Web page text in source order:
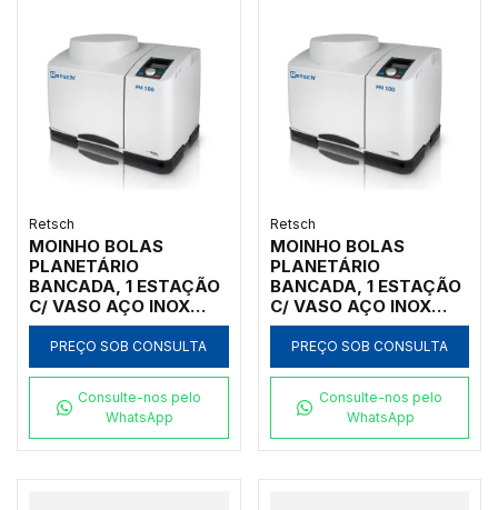
Retsch
MOINHO BOLAS
PLANETÁRIO
BANCADA, 1 ESTAÇÃO
C/ VASO AÇO INOX
250ML, INICIAL
<100MM, FINAL <1UM
PREÇO SOB CONSULTA
Consulte-nos pelo
WhatsApp
Retsch
MOINHO BOLAS
PLANETÁRIO
BANCADA, 1 ESTAÇÃO
C/ VASO AÇO INOX
25ML, INICIAL
<100MM, FINAL <1UM
PREÇO SOB CONSULTA
Consulte-nos pelo
WhatsApp